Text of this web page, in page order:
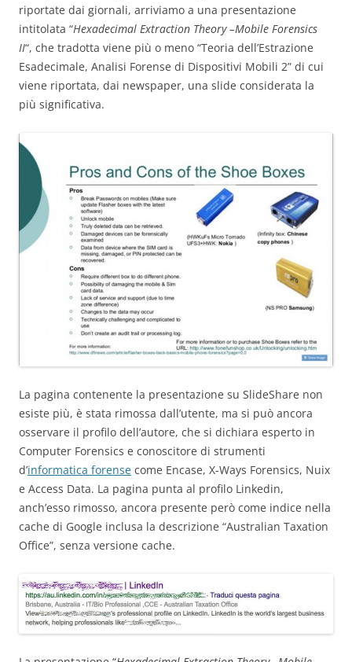
riportate dai giornali, arriviamo a una presentazione
intitolata “Hexadecimal Extraction Theory –Mobile Forensics
II“, che tradotta viene più o meno “Teoria dell’Estrazione
Esadecimale, Analisi Forense di Dispositivi Mobili 2” di cui
viene riportata, dai newspaper, una slide considerata la
più significativa.
La pagina contenente la presentazione su SlideShare non
esiste più, è stata rimossa dall’utente, ma si può ancora
osservare il profilo dell’autore, che si dichiara esperto in
Computer Forensics e conoscitore di strumenti
d’informatica forense come Encase, X-Ways Forensics, Nuix
e Access Data. La pagina punta al profilo Linkedin,
anch’esso rimosso, ancora presente però come indice nella
cache di Google inclusa la descrizione “Australian Taxation
Office”, senza versione cache.